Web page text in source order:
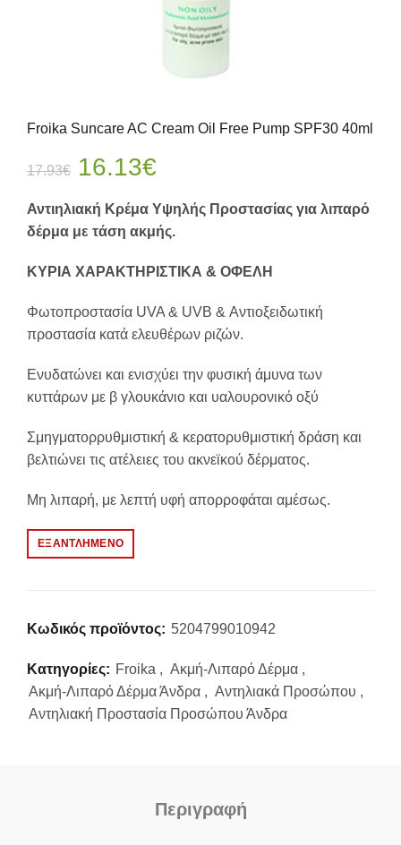
Froika Suncare AC Cream Oil Free Pump SPF30 40ml
17.93€ Original
price
was:
17.93€.
16.13€
τρέχουσα
τιμή
είναι:
16.13€.
Αντιηλιακή Κρέμα Υψηλής Προστασίας για λιπαρό
δέρμα με τάση ακμής.
ΚΥΡΙΑ ΧΑΡΑΚΤΗΡΙΣΤΙΚΑ & ΟΦΕΛΗ
Φωτοπροστασία UVA & UVB & Αντιοξειδωτική
προστασία κατά ελευθέρων ριζών.
Ενυδατώνει και ενισχύει την φυσική άμυνα των
κυττάρων με β γλουκάνιο και υαλουρονικό οξύ
Σμηγματορρυθμιστική & κερατορυθμιστική δράση και
βελτιώνει τις ατέλειες του ακνεϊκού δέρματος.
Μη λιπαρή, με λεπτή υφή απορροφάται αμέσως.
ΕΞΑΝΤΛΗΜΈΝΟ
Κωδικός προϊόντος: 5204799010942
Κατηγορίες: Froika , Ακμή-Λιπαρό Δέρμα ,
Ακμή-Λιπαρό Δέρμα Άνδρα , Αντηλιακά Προσώπου ,
Αντηλιακή Προστασία Προσώπου Άνδρα
Περιγραφή